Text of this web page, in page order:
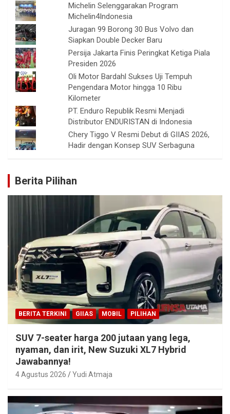
Michelin Selenggarakan Program
Michelin4Indonesia
Juragan 99 Borong 30 Bus Volvo dan
Siapkan Double Decker Baru
Persija Jakarta Finis Peringkat Ketiga Piala
Presiden 2026
Oli Motor Bardahl Sukses Uji Tempuh
Pengendara Motor hingga 10 Ribu
Kilometer
PT. Enduro Republik Resmi Menjadi
Distributor ENDURISTAN di Indonesia
Chery Tiggo V Resmi Debut di GIIAS 2026,
Hadir dengan Konsep SUV Serbaguna
Berita Pilihan
BERITA TERKINI GIIAS MOBIL PILIHAN
SUV 7-seater harga 200 jutaan yang lega,
nyaman, dan irit, New Suzuki XL7 Hybrid
Jawabannya!
4 Agustus 2026 Yudi Atmaja